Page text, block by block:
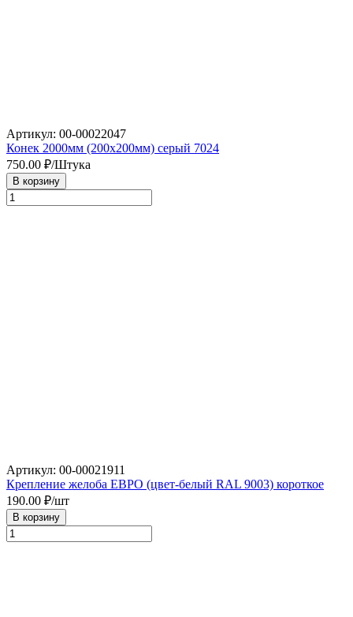
Артикул: 00-00022047
Конек 2000мм (200х200мм) серый 7024
750.00 ₽/Штука
В корзину
Артикул: 00-00021911
Крепление желоба ЕВРО (цвет-белый RAL 9003) короткое
190.00 ₽/шт
В корзину